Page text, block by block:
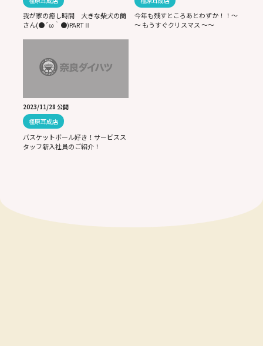
我が家の癒し時間 大きな柴犬の蘭
さん(●´ω｀●)PARTⅡ
今年も残すところあとわずか！！～
～ もうすぐクリスマス ～～
2023/11/28 公開
橿原耳成店
バスケットボール好き！サービスス
タッフ新入社員のご紹介！